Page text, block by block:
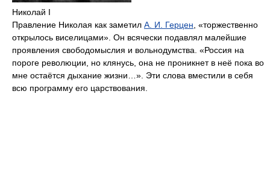
Николай I
Правление Николая как заметил А. И. Герцен , «торжественно
открылось виселицами». Он всячески подавлял малейшие
проявления свободомыслия и вольнодумства. «Россия на
пороге революции, но клянусь, она не проникнет в неё пока во
мне остаётся дыхание жизни…». Эти слова вместили в себя
всю программу его царствования.